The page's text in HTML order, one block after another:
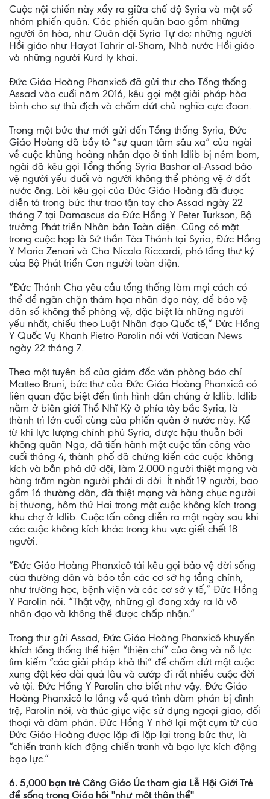
Cuộc nội chiến này xẩy ra giữa chế độ Syria và một số
nhóm phiến quân. Các phiến quân bao gồm những
người ôn hòa, như Quân đội Syria Tự do; những người
Hồi giáo như Hayat Tahrir al-Sham, Nhà nước Hồi giáo
và những người Kurd ly khai.
Đức Giáo Hoàng Phanxicô đã gửi thư cho Tổng thống
Assad vào cuối năm 2016, kêu gọi một giải pháp hòa
bình cho sự thù địch và chấm dứt chủ nghĩa cực đoan.
Trong một bức thư mới gửi đến Tổng thống Syria, Đức
Giáo Hoàng đã bầy tỏ “sự quan tâm sâu xa” của ngài
về cuộc khủng hoảng nhân đạo ở tỉnh Idlib bị ném bom,
ngài đã kêu gọi Tổng thống Syria Bashar al-Assad bảo
vệ người yếu đuối và người không thể phòng vệ ở đất
nước ông. Lời kêu gọi của Đức Giáo Hoàng đã được
diễn tả trong bức thư trao tận tay cho Assad ngày 22
tháng 7 tại Damascus do Đức Hồng Y Peter Turkson, Bộ
trưởng Phát triển Nhân bản Toàn diện. Cũng có mặt
trong cuộc họp là Sứ thần Tòa Thánh tại Syria, Đức Hồng
Y Mario Zenari và Cha Nicola Riccardi, phó tổng thư ký
của Bộ Phát triển Con người toàn diện.
“Đức Thánh Cha yêu cầu tổng thống làm mọi cách có
thể để ngăn chặn thảm họa nhân đạo này, để bảo vệ
dân số không thể phòng vệ, đặc biệt là những người
yếu nhất, chiếu theo Luật Nhân đạo Quốc tế,” Đức Hồng
Y Quốc Vụ Khanh Pietro Parolin nói với Vatican News
ngày 22 tháng 7.
Theo một tuyên bố của giám đốc văn phòng báo chí
Matteo Bruni, bức thư của Đức Giáo Hoàng Phanxicô có
liên quan đặc biệt đến tình hình dân chúng ở Idlib. Idlib
nằm ở biên giới Thổ Nhĩ Kỳ ở phía tây bắc Syria, là
thành trì lớn cuối cùng của phiến quân ở nước này. Kể
từ khi lực lượng chính phủ Syria, được hậu thuẫn bởi
không quân Nga, đã tiến hành một cuộc tấn công vào
cuối tháng 4, thành phố đã chứng kiến các cuộc không
kích và bắn phá dữ dội, làm 2.000 người thiệt mạng và
hàng trăm ngàn người phải di dời. Ít nhất 19 người, bao
gồm 16 thường dân, đã thiệt mạng và hàng chục người
bị thương, hôm thứ Hai trong một cuộc không kích trong
khu chợ ở Idlib. Cuộc tấn công diễn ra một ngày sau khi
các cuộc không kích khác trong khu vực giết chết 18
người.
“Đức Giáo Hoàng Phanxicô tái kêu gọi bảo vệ đời sống
của thường dân và bảo tồn các cơ sở hạ tầng chính,
như trường học, bệnh viện và các cơ sở y tế,” Đức Hồng
Y Parolin nói. “Thật vậy, những gì đang xảy ra là vô
nhân đạo và không thể được chấp nhận.”
Trong thư gửi Assad, Đức Giáo Hoàng Phanxicô khuyến
khích tổng thống thể hiện “thiện chí” của ông và nỗ lực
tìm kiếm “các giải pháp khả thi” để chấm dứt một cuộc
xung đột kéo dài quá lâu và cướp đi rất nhiều cuộc đời
vô tội. Đức Hồng Y Parolin cho biết như vậy. Đức Giáo
Hoàng Phanxicô lo lắng về quá trình đàm phán bị đình
trệ, Parolin nói, và thúc giục việc sử dụng ngoại giao, đối
thoại và đàm phán. Đức Hồng Y nhớ lại một cụm từ của
Đức Giáo Hoàng được lặp đi lặp lại trong bức thư, là
“chiến tranh kích động chiến tranh và bạo lực kích động
bạo lực.”
6. 5,000 bạn trẻ Công Giáo Úc tham gia Lễ Hội Giới Trẻ
để sống trong Giáo hội ''như một thân thể''